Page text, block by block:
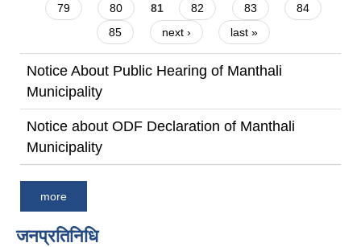
79
80 81 82 83
84
85
next › last »
Notice About Public Hearing of Manthali
Municipality
Notice about ODF Declaration of Manthali
Municipality
more
जनप्रतिनिधि